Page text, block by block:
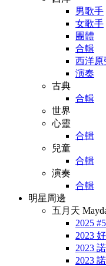
男歌手
女歌手
團體
合輯
西洋原
演奏
古典
合輯
世界
心靈
合輯
兒童
合輯
演奏
合輯
明星周邊
五月天
2025
2023
2023
2023